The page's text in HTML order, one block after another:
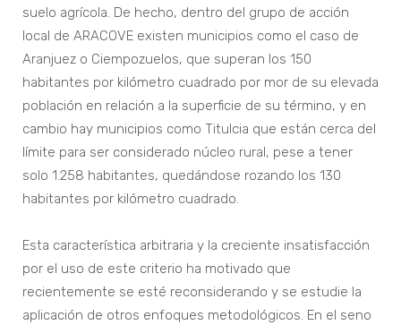
suelo agrícola. De hecho, dentro del grupo de acción
local de ARACOVE existen municipios como el caso de
Aranjuez o Ciempozuelos, que superan los 150
habitantes por kilómetro cuadrado por mor de su elevada
población en relación a la superficie de su término, y en
cambio hay municipios como Titulcia que están cerca del
límite para ser considerado núcleo rural, pese a tener
solo 1.258 habitantes, quedándose rozando los 130
habitantes por kilómetro cuadrado.
Esta característica arbitraria y la creciente insatisfacción
por el uso de este criterio ha motivado que
recientemente se esté reconsiderando y se estudie la
aplicación de otros enfoques metodológicos. En el seno